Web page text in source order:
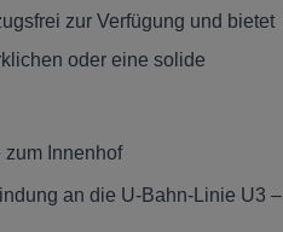
zur Verfügung und bietet
oder eine solide
Innenhof
an die U-Bahn-Linie U3 –